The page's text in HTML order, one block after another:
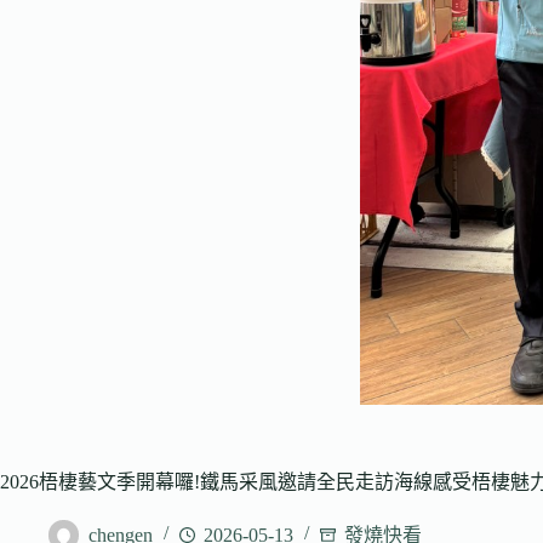
2026梧棲藝文季開幕囉!鐵馬采風邀請全民走訪海線感受梧棲魅
chengen 2026-05-13 發燒快看